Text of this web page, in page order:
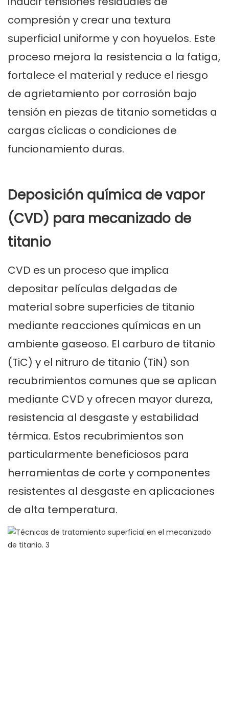
compresión y crear una textura
superficial uniforme y con hoyuelos. Este
proceso mejora la resistencia a la fatiga,
fortalece el material y reduce el riesgo
de agrietamiento por corrosión bajo
tensión en piezas de titanio sometidas a
cargas cíclicas o condiciones de
funcionamiento duras.
Deposición química de vapor
(CVD) para mecanizado de
titanio
CVD es un proceso que implica
depositar películas delgadas de
material sobre superficies de titanio
mediante reacciones químicas en un
ambiente gaseoso. El carburo de titanio
(TiC) y el nitruro de titanio (TiN) son
recubrimientos comunes que se aplican
mediante CVD y ofrecen mayor dureza,
resistencia al desgaste y estabilidad
térmica. Estos recubrimientos son
particularmente beneficiosos para
herramientas de corte y componentes
resistentes al desgaste en aplicaciones
de alta temperatura.